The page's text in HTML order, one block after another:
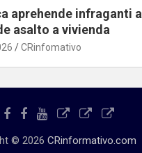
aprehende infraganti a
asalto a vivienda
CRinfomativo
© 2026 CRinformativo.com